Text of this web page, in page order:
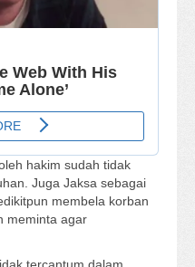
hakim sudah tidak
Juga Jaksa sebagai
membela korban
meminta agar